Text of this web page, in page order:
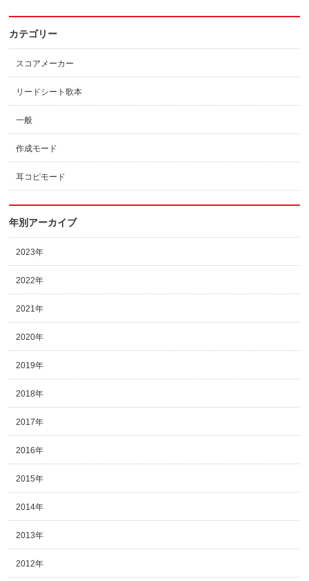
カテゴリー
スコアメーカー
リードシート歌本
一般
作成モード
耳コピモード
年別アーカイブ
2023年
2022年
2021年
2020年
2019年
2018年
2017年
2016年
2015年
2014年
2013年
2012年